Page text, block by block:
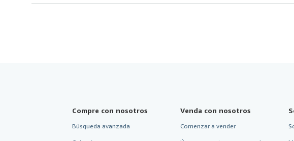
Compre con nosotros
Búsqueda avanzada
Venda con nosotros
Comenzar a vender